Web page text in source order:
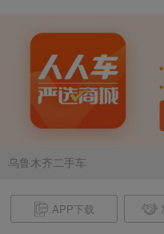
乌鲁木齐二手车
APP下载